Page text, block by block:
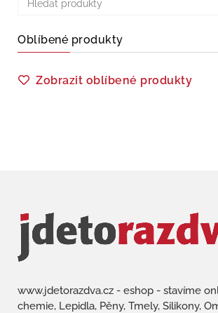
Oblíbené produkty
Zobrazit oblíbené produkty
www.jdetorazdva.cz - eshop - stavíme
chemie, Lepidla, Pěny, Tmely, Silikony,